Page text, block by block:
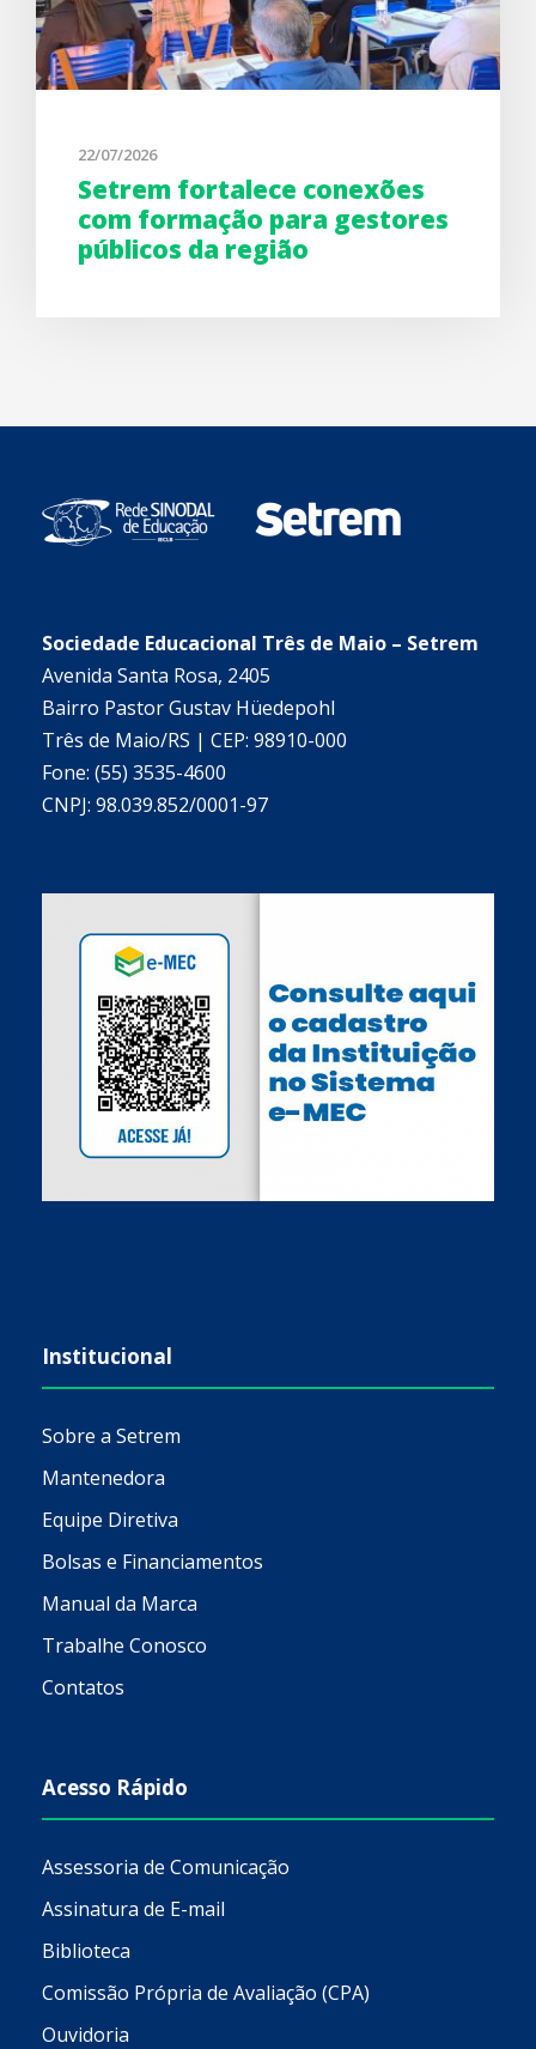
22/07/2026
Setrem fortalece conexões
com formação para gestores
públicos da região
Sociedade Educacional Três de Maio – Setrem
Avenida Santa Rosa, 2405
Bairro Pastor Gustav Hüedepohl
Três de Maio/RS | CEP: 98910-000
Fone: (55) 3535-4600
CNPJ: 98.039.852/0001-97
Institucional
Sobre a Setrem
Mantenedora
Equipe Diretiva
Bolsas e Financiamentos
Manual da Marca
Trabalhe Conosco
Contatos
Acesso Rápido
Assessoria de Comunicação
Assinatura de E-mail
Biblioteca
Comissão Própria de Avaliação (CPA)
Ouvidoria